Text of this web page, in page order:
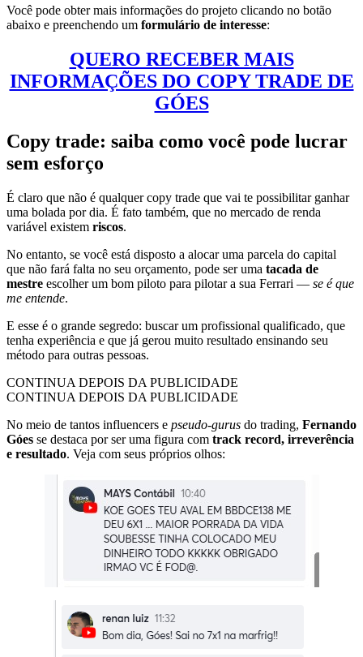
Você pode obter mais informações do projeto clicando no botão
abaixo e preenchendo um formulário de interesse:
QUERO RECEBER MAIS
INFORMAÇÕES DO COPY TRADE DE
GÓES
Copy trade: saiba como você pode lucrar
sem esforço
É claro que não é qualquer copy trade que vai te possibilitar ganhar
uma bolada por dia. É fato também, que no mercado de renda
variável existem riscos.
No entanto, se você está disposto a alocar uma parcela do capital
que não fará falta no seu orçamento, pode ser uma tacada de
mestre escolher um bom piloto para pilotar a sua Ferrari — se é que
me entende.
E esse é o grande segredo: buscar um profissional qualificado, que
tenha experiência e que já gerou muito resultado ensinando seu
método para outras pessoas.
CONTINUA DEPOIS DA PUBLICIDADE
CONTINUA DEPOIS DA PUBLICIDADE
No meio de tantos influencers e pseudo-gurus do trading, Fernando
Góes se destaca por ser uma figura com track record, irreverência
e resultado. Veja com seus próprios olhos: